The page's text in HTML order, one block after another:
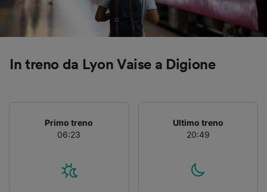
In treno da Lyon Vaise a Digione
Primo treno
06:23
Ultimo treno
20:49
Utilizzare dati di geolocalizzazione precisi.
Scansione attiva delle caratteristiche del
dispositivo ai fini dell’identificazione.
accedervi. Pubblicità e contenuti
personalizzati, misurazione delle prestazioni
Elenco dei partner (fornitori)